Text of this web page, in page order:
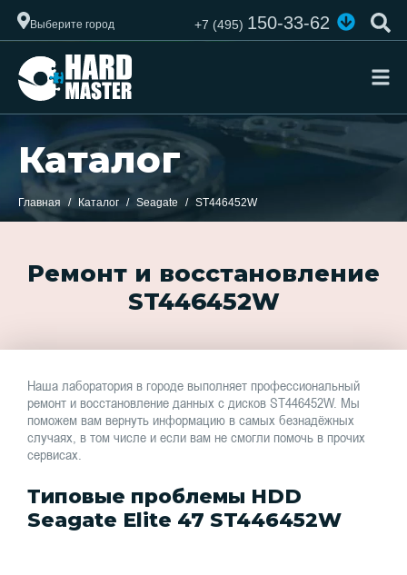
Выберите город +7 (495)150-33-62
Каталог
Главная Каталог Seagate ST446452W
Ремонт и восстановление
ST446452W
Наша лаборатория в городе выполняет профессиональный
ремонт и восстановление данных с дисков ST446452W. Мы
поможем вам вернуть информацию в самых безнадёжных
случаях, в том числе и если вам не смогли помочь в прочих
сервисах.
Типовые проблемы HDD
Seagate Elite 47 ST446452W